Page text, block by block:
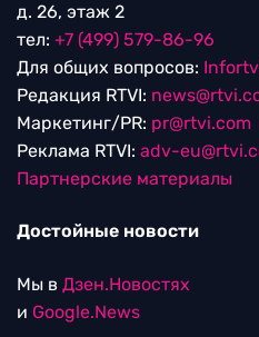
д. 26, этаж 2
тел: +7 (499) 579-86-96
Для общих вопросов:
Редакция RTVI:
Маркетинг/PR: pr@rtvi.com
Реклама RTVI: adv-
Партнерские материалы
Достойные новости
Мы в Дзен.Новостях
и Google.News